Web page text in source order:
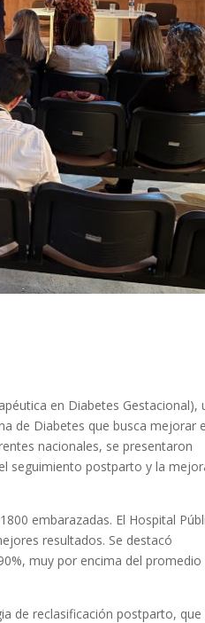
en Diabetes Gestacional),
de Diabetes que busca mejorar
nacionales, se presentaron
seguimiento postparto y la
embarazadas. El Hospital
resultados. Se destacó
muy por encima del promedio
de reclasificación postparto, que